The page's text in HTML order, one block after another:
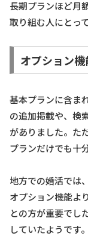
長期プランほど月
取り組む人にとっ
オプション
基本プランに含ま
の追加掲載や、検
がありました。た
プランだけでも十
地方での婚活では
オプション機能よ
との方が重要でし
していたようです。